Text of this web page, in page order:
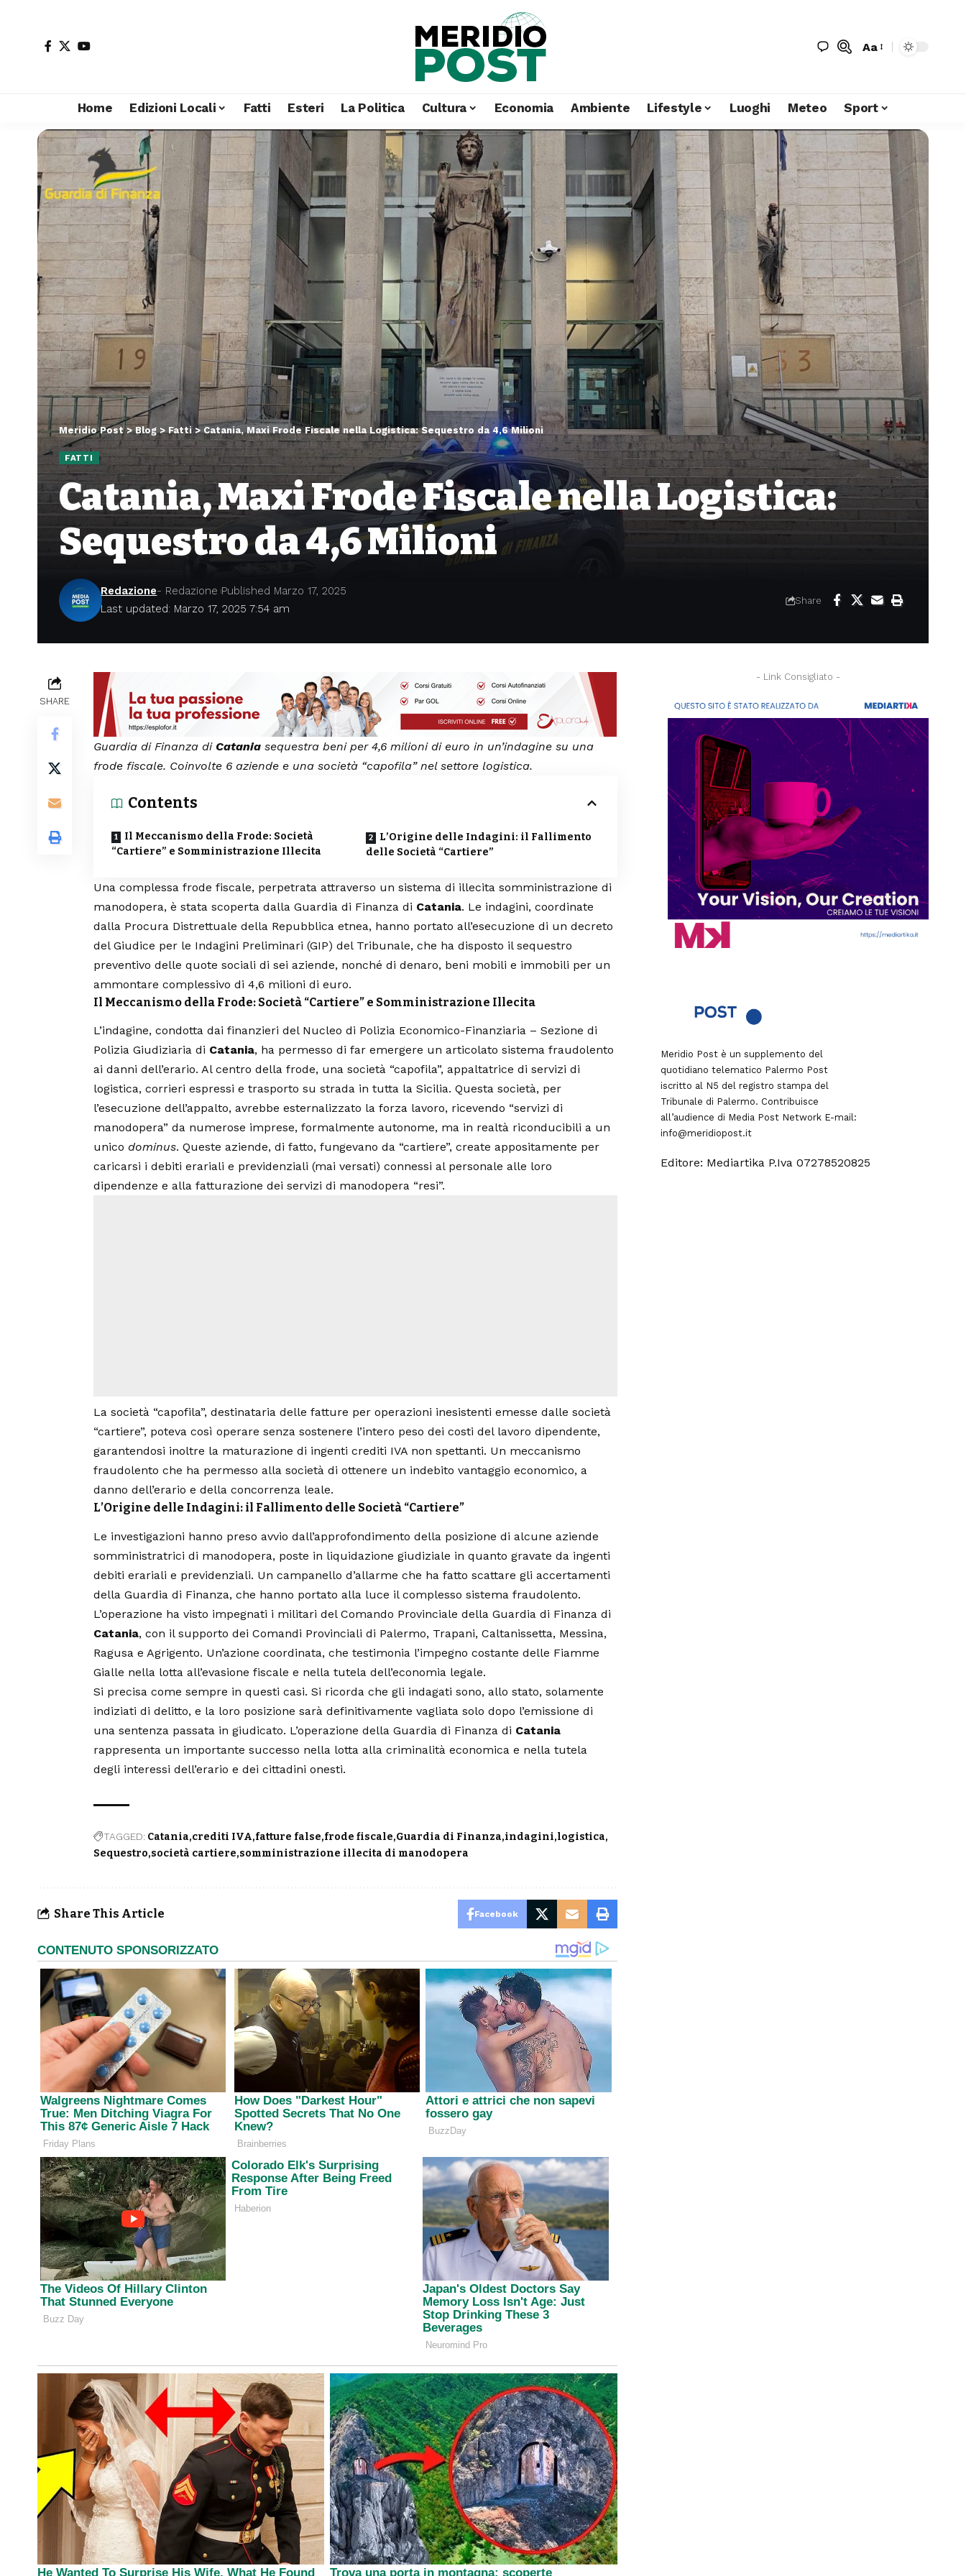
Aa
Home Edizioni Locali Fatti Esteri La Politica Cultura Economia Ambiente Lifestyle Luoghi Meteo Sport
Meridio Post>Blog>Fatti>Catania, Maxi Frode Fiscale nella Logistica: Sequestro da 4,6 Milioni
FATTI
Catania, Maxi Frode Fiscale nella Logistica:
Sequestro da 4,6 Milioni
Last updated: Marzo 17, 2025 7:54 am
Redazione- Redazione Published Marzo 17, 2025
Share
SHARE
Guardia di Finanza di Catania sequestra beni per 4,6 milioni di euro in un’indagine su una
frode fiscale. Coinvolte 6 aziende e una società “capofila” nel settore logistica.
Contents
Il Meccanismo della Frode: Società
“Cartiere” e Somministrazione Illecita
L’Origine delle Indagini: il Fallimento
delle Società “Cartiere”
Una complessa frode fiscale, perpetrata attraverso un sistema di illecita somministrazione di
manodopera, è stata scoperta dalla Guardia di Finanza di Catania. Le indagini, coordinate
dalla Procura Distrettuale della Repubblica etnea, hanno portato all’esecuzione di un decreto
del Giudice per le Indagini Preliminari (GIP) del Tribunale, che ha disposto il sequestro
preventivo delle quote sociali di sei aziende, nonché di denaro, beni mobili e immobili per un
ammontare complessivo di 4,6 milioni di euro.
Il Meccanismo della Frode: Società “Cartiere” e Somministrazione Illecita
L’indagine, condotta dai finanzieri del Nucleo di Polizia Economico-Finanziaria – Sezione di
Polizia Giudiziaria di Catania, ha permesso di far emergere un articolato sistema fraudolento
ai danni dell’erario. Al centro della frode, una società “capofila”, appaltatrice di servizi di
logistica, corrieri espressi e trasporto su strada in tutta la Sicilia. Questa società, per
l’esecuzione dell’appalto, avrebbe esternalizzato la forza lavoro, ricevendo “servizi di
manodopera” da numerose imprese, formalmente autonome, ma in realtà riconducibili a un
unico dominus. Queste aziende, di fatto, fungevano da “cartiere”, create appositamente per
caricarsi i debiti erariali e previdenziali (mai versati) connessi al personale alle loro
dipendenze e alla fatturazione dei servizi di manodopera “resi”.
La società “capofila”, destinataria delle fatture per operazioni inesistenti emesse dalle società
“cartiere”, poteva così operare senza sostenere l’intero peso dei costi del lavoro dipendente,
garantendosi inoltre la maturazione di ingenti crediti IVA non spettanti. Un meccanismo
fraudolento che ha permesso alla società di ottenere un indebito vantaggio economico, a
danno dell’erario e della concorrenza leale.
L’Origine delle Indagini: il Fallimento delle Società “Cartiere”
Le investigazioni hanno preso avvio dall’approfondimento della posizione di alcune aziende
somministratrici di manodopera, poste in liquidazione giudiziale in quanto gravate da ingenti
debiti erariali e previdenziali. Un campanello d’allarme che ha fatto scattare gli accertamenti
della Guardia di Finanza, che hanno portato alla luce il complesso sistema fraudolento.
L’operazione ha visto impegnati i militari del Comando Provinciale della Guardia di Finanza di
Catania, con il supporto dei Comandi Provinciali di Palermo, Trapani, Caltanissetta, Messina,
Ragusa e Agrigento. Un’azione coordinata, che testimonia l’impegno costante delle Fiamme
Gialle nella lotta all’evasione fiscale e nella tutela dell’economia legale.
Si precisa come sempre in questi casi. Si ricorda che gli indagati sono, allo stato, solamente
indiziati di delitto, e la loro posizione sarà definitivamente vagliata solo dopo l’emissione di
una sentenza passata in giudicato. L’operazione della Guardia di Finanza di Catania
rappresenta un importante successo nella lotta alla criminalità economica e nella tutela
degli interessi dell’erario e dei cittadini onesti.
TAGGED: Catania crediti IVA fatture false frode fiscale Guardia di Finanza indagini logistica
Sequestro società cartiere somministrazione illecita di manodopera
Share This Article Facebook
- Link Consigliato -
Meridio Post è un supplemento del
quotidiano telematico Palermo Post
iscritto al N5 del registro stampa del
Tribunale di Palermo. Contribuisce
all’audience di Media Post NetworkE-mail:
info@meridiopost.it
Editore: Mediartika P.Iva 07278520825